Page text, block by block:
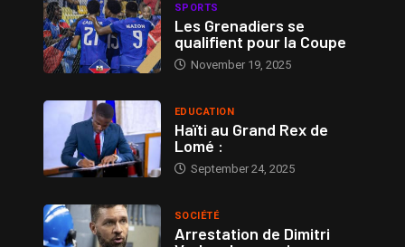
SPORTS
Les Grenadiers se
qualifient pour la Coupe
November 19, 2025
EDUCATION
Haïti au Grand Rex de
Lomé :
September 24, 2025
SOCIÉTÉ
Arrestation de Dimitri